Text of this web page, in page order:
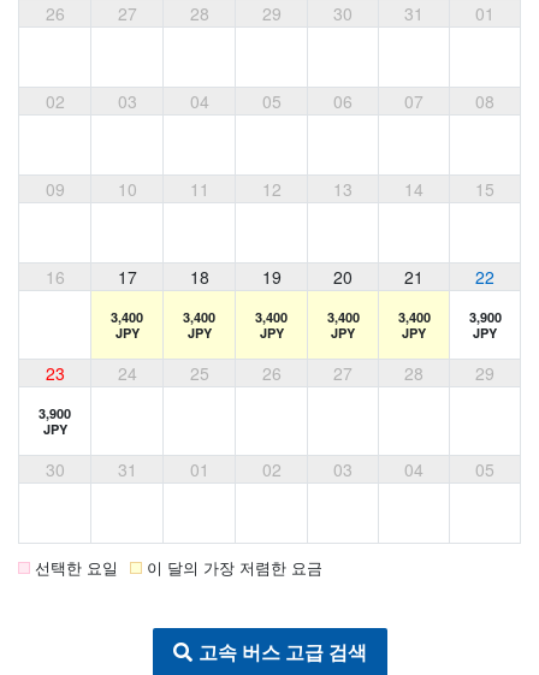
26
27 28 29 30 31 01
02 03 04 05 06 07 08
09 10 11 12 13 14 15
16 17 18 19 20 21 22
3,400
JPY
3,400
JPY
3,400
JPY
3,400
JPY
3,400
JPY
3,900
JPY
23 24 25 26 27 28 29
3,900
JPY
30 31 01 02 03 04 05
선택한 요일 이 달의 가장 저렴한 요금
고속 버스 고급 검색